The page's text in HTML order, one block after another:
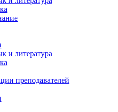
и литература
преподавателей